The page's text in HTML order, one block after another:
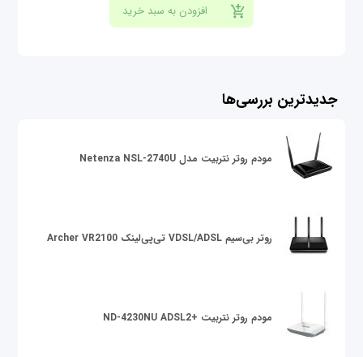
جدیدترین بررسی‌ها
مودم روتر نتربیت مدل Netenza NSL-2740U
روتر بی‌سیم VDSL/ADSL تی‌پی‌لینک Archer VR2100
مودم روتر نتربیت +ND-4230NU ADSL2